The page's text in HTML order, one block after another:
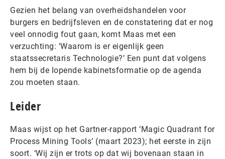
Gezien het belang van overheidshandelen voor
burgers en bedrijfsleven en de constatering dat er nog
veel onnodig fout gaan, komt Maas met een
verzuchting: ‘Waarom is er eigenlijk geen
staatssecretaris Technologie?’ Een punt dat volgens
hem bij de lopende kabinetsformatie op de agenda
zou moeten staan.
Leider
Maas wijst op het Gartner-rapport ‘Magic Quadrant for
Process Mining Tools’ (maart 2023); het eerste in zijn
soort. ‘Wij zijn er trots op dat wij bovenaan staan in